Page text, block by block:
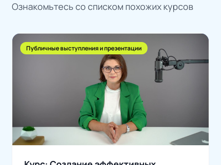
Ознакомьтесь со списком похожих курсов
Публичные выступления и презентации